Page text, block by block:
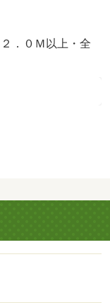
．０Ｍ以上・全
０９２号
制限有 北側斜線
高さ１０メート